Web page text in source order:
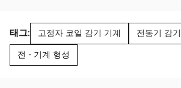
태그: 고정자 코일 감기 기계 전동기 감기
전 - 기계 형성